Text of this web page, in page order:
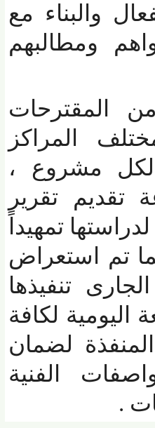
والبناء مع
ومطالبهم
المراكز
مشروع ،
تقرير
تمهيداً
تم استعراض
تنفيذها
لكافة
لضمان
الفنية
.